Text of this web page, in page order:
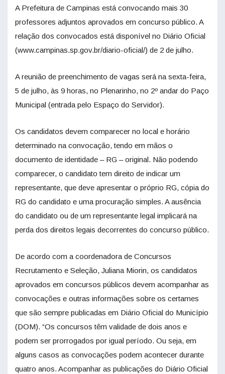
A Prefeitura de Campinas está convocando mais 30
professores adjuntos aprovados em concurso público. A
relação dos convocados está disponível no Diário Oficial
(www.campinas.sp.gov.br/diario-oficial/) de 2 de julho.
A reunião de preenchimento de vagas será na sexta-feira,
5 de julho, às 9 horas, no Plenarinho, no 2º andar do Paço
Municipal (entrada pelo Espaço do Servidor).
Os candidatos devem comparecer no local e horário
determinado na convocação, tendo em mãos o
documento de identidade – RG – original. Não podendo
comparecer, o candidato tem direito de indicar um
representante, que deve apresentar o próprio RG, cópia do
RG do candidato e uma procuração simples. A ausência
do candidato ou de um representante legal implicará na
perda dos direitos legais decorrentes do concurso público.
De acordo com a coordenadora de Concursos
Recrutamento e Seleção, Juliana Miorin, os candidatos
aprovados em concursos públicos devem acompanhar as
convocações e outras informações sobre os certames
que são sempre publicadas em Diário Oficial do Município
(DOM). “Os concursos têm validade de dois anos e
podem ser prorrogados por igual período. Ou seja, em
alguns casos as convocações podem acontecer durante
quatro anos. Acompanhar as publicações do Diário Oficial